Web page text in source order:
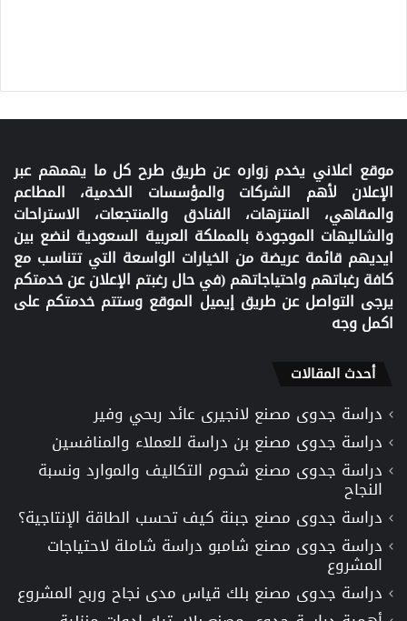
موقع اعلاني يخدم زواره عن طريق طرح كل ما يهمهم عبر
الإعلان لأهم الشركات والمؤسسات الخدمية، المطاعم
والمقاهي، المنتزهات، الفنادق والمنتجعات، الاستراحات
والشاليهات الموجودة بالمملكة العربية السعودية لنضع بين
ايديهم قائمة عريضة من الخيارات الواسعة التي تتناسب مع
كافة رغباتهم واحتياجاتهم (في حال رغبتم الإعلان عن خدمتكم
يرجى التواصل عن طريق إيميل الموقع وستتم خدمتكم على
اكمل وجه
أحدث المقالات
دراسة جدوى مصنع لانجيرى عائد ربحي وفير
دراسة جدوى مصنع بن دراسة للعملاء والمنافسين
دراسة جدوى مصنع شحوم التكاليف والموارد ونسبة
النجاح
دراسة جدوى مصنع جبنة كيف تحسب الطاقة الإنتاجية؟
دراسة جدوى مصنع شامبو دراسة شاملة لاحتياجات
المشروع
دراسة جدوى مصنع بلك قياس مدى نجاح وربح المشروع